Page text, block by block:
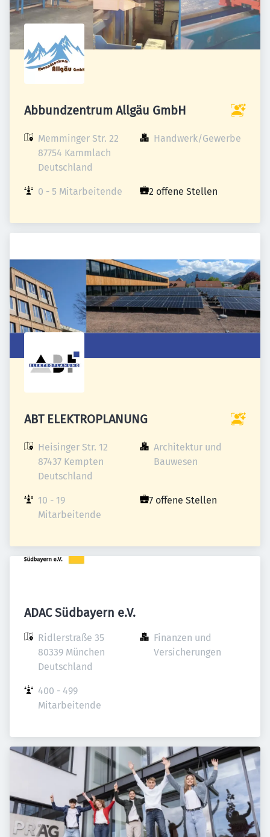
Abbundzentrum Allgäu GmbH
Memminger Str. 22
87754 Kammlach
Deutschland
Handwerk/Gewerbe
0 - 5 Mitarbeitende 2 offene Stellen
ABT ELEKTROPLANUNG
Heisinger Str. 12
87437 Kempten
Deutschland
Architektur und
Bauwesen
10 - 19
Mitarbeitende
7 offene Stellen
ADAC Südbayern e.V.
Ridlerstraße 35
80339 München
Deutschland
Finanzen und
Versicherungen
400 - 499
Mitarbeitende